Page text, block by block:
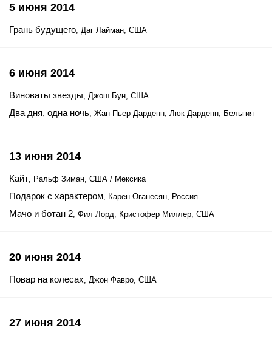
5 июня 2014
Грань будущего, Даг Лайман, США
6 июня 2014
Виноваты звезды, Джош Бун, США
Два дня, одна ночь, Жан-Пьер Дарденн, Люк Дарденн, Бельгия
13 июня 2014
Кайт, Ральф Зиман, США / Мексика
Подарок с характером, Карен Оганесян, Россия
Мачо и ботан 2, Фил Лорд, Кристофер Миллер, США
20 июня 2014
Повар на колесах, Джон Фавро, США
27 июня 2014